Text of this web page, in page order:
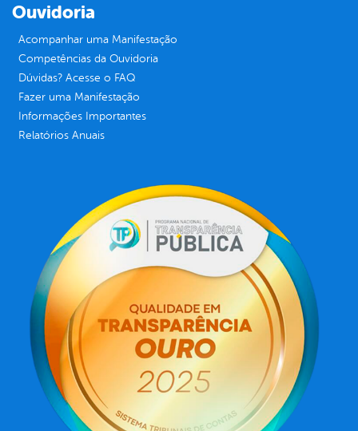
Ouvidoria
Acompanhar uma Manifestação
Competências da Ouvidoria
Dúvidas? Acesse o FAQ
Fazer uma Manifestação
Informações Importantes
Relatórios Anuais